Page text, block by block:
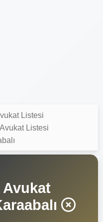
Listesi
Listesi